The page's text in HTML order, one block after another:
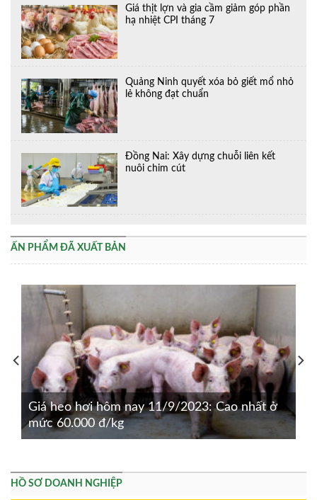
Giá thịt lợn và gia cầm giảm góp phần
hạ nhiệt CPI tháng 7
Quảng Ninh quyết xóa bỏ giết mổ nhỏ
lẻ không đạt chuẩn
Đồng Nai: Xây dựng chuỗi liên kết
nuôi chim cút
ẤN PHẨM ĐÃ XUẤT BẢN
Giá heo hơi hôm nay 11/9/2023: Cao nhất ở
mức 60.000 đ/kg
HỒ SƠ DOANH NGHIỆP